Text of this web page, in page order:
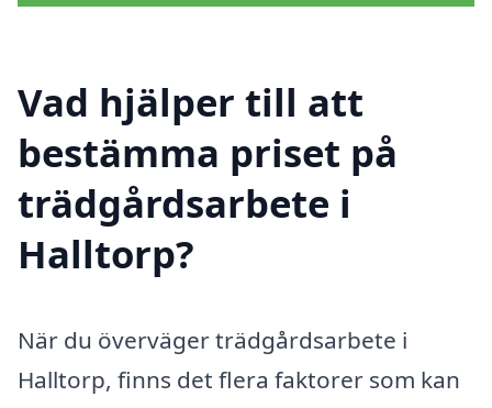
Vad hjälper till att
bestämma priset på
trädgårdsarbete i
Halltorp?
När du överväger trädgårdsarbete i
Halltorp, finns det flera faktorer som kan